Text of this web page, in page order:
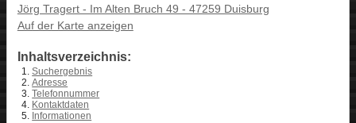
Jörg Tragert - Im Alten Bruch 49 - 47259 Duisburg
Auf der Karte anzeigen
Inhaltsverzeichnis:
Suchergebnis
Adresse
Telefonnummer
Kontaktdaten
Informationen